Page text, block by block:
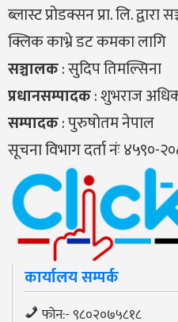
ब्लास्ट प्रोडक्सन प्रा. लि. द्वारा
क्लिक काभ्रे डट कमका लागि
सञ्चालक: सुदिप तिमल्सिना
प्रधानसम्पादक: शुभराज
सम्पादक: पुरुषोतम नेपाल
सूचना विभाग दर्ता नंः ४५९०-
कार्यालय सम्पर्क
फोन:- ९८०२०७५८१८